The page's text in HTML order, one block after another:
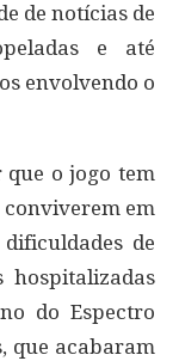
de notícias de
e até
envolvendo o
que o jogo tem
em
de
hospitalizadas
do Espectro
que acabaram